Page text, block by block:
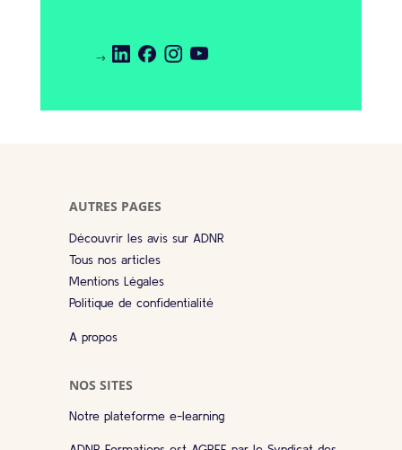
AUTRES PAGES
Découvrir les avis sur ADNR
Tous nos articles
Mentions Légales
Politique de confidentialité
A propos
NOS SITES
Notre plateforme e-learning